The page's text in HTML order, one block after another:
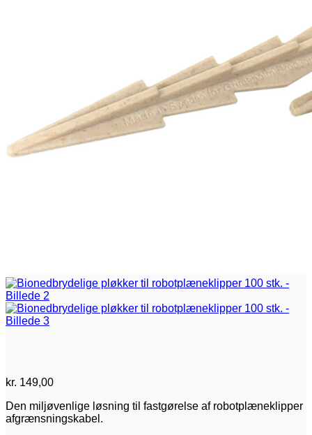
kr. 149,00
Den miljøvenlige løsning til fastgørelse af robotplæneklipper
afgrænsningskabel.